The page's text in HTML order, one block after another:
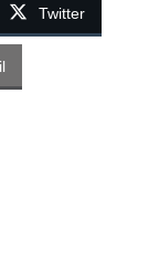
Twitter